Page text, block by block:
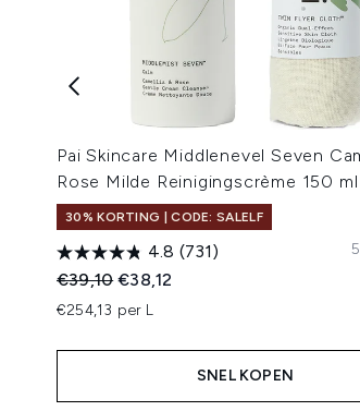
Pai Skincare Middlenevel Seven
Rose Milde Reinigingscrème 150 ml
30% KORTING | CODE: SALELF
4.8 (731)
Recommended Retail Price:
€39,10Huidige prijs:
€38,12
€254,13 per L
SNEL KOPEN